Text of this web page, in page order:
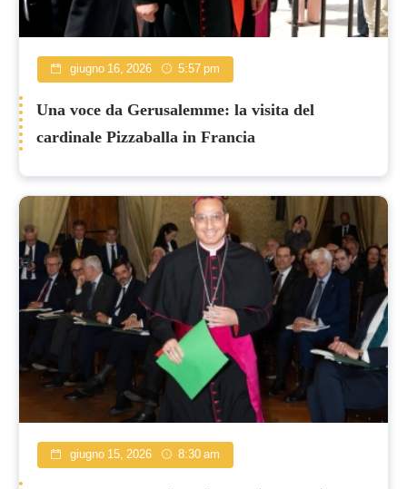
giugno 16, 2026 5:57 pm
Una voce da Gerusalemme: la visita del
cardinale Pizzaballa in Francia
giugno 15, 2026 8:30 am